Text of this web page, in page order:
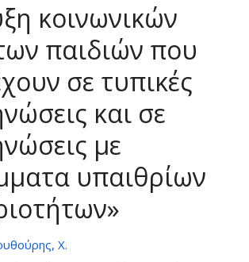
κοινωνικών
παιδιών που
σε τυπικές
και σε
με
υπαιθρίων
Χ.